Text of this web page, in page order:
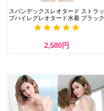
スパンデックスレオタード ストラッ
プハイレグレオタード水着 ブラック
2,580円